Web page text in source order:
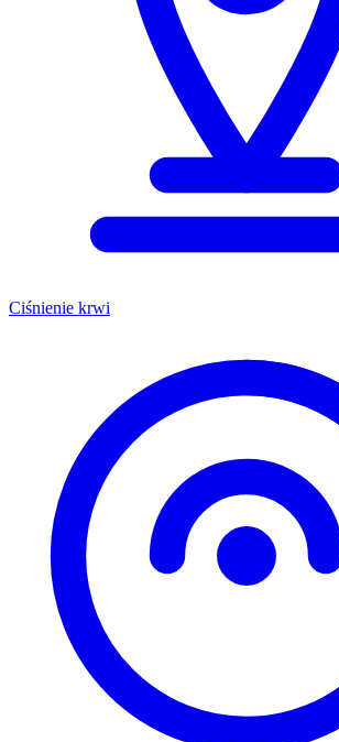
Ciśnienie krwi